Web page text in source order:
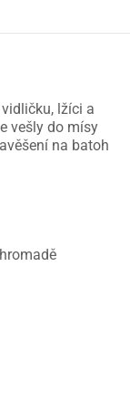
lžíci a
vešly do mísy
na batoh